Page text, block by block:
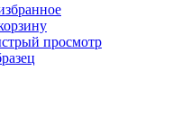
просмотр